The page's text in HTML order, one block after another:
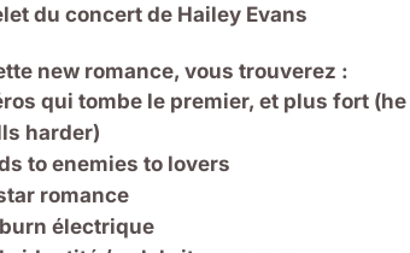
du concert de Hailey Evans
new romance, vous trouverez :
qui tombe le premier, et plus fort (
harder)
to enemies to lovers
romance
électrique